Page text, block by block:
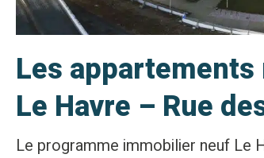
Les
Le Havre – Rue
Le programme immobilier neuf Le